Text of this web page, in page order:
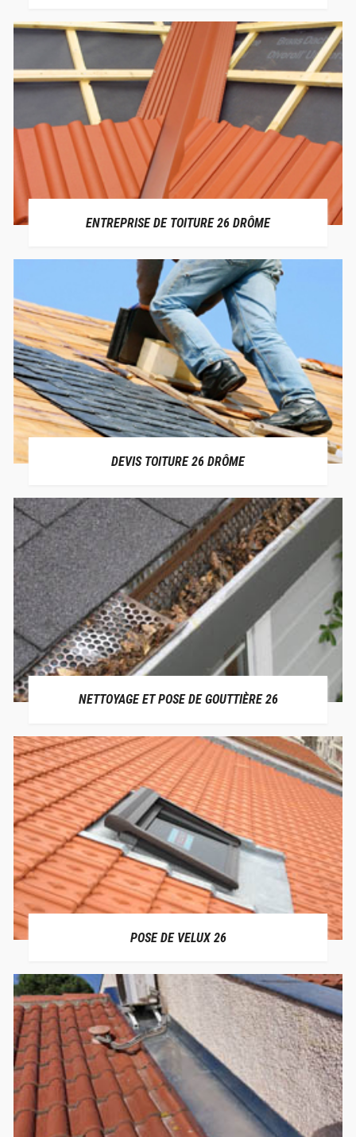
ENTREPRISE DE TOITURE 26 DRÔME
DEVIS TOITURE 26 DRÔME
NETTOYAGE ET POSE DE GOUTTIÈRE 26
POSE DE VELUX 26